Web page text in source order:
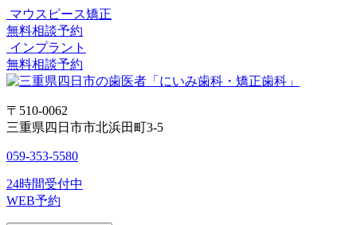
マウスピース矯正
無料相談予約
インプラント
無料相談予約
〒510-0062
三重県四日市市北浜田町3-5
059-353-5580
24時間受付中
WEB予約